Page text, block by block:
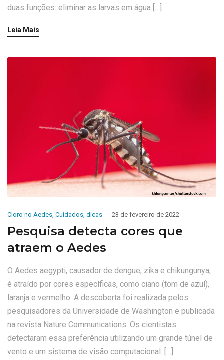
duas funções: eliminar as larvas em água […]
Leia Mais
Cloro no Aedes Cuidados dicas 23 de fevereiro de 2022
Pesquisa detecta cores que
atraem o Aedes
O Aedes aegypti, causador de dengue, zika e chikungunya,
é atraído por cores específicas, como ciano (tom de azul),
laranja e vermelho. A descoberta foi realizada pelos
pesquisadores da Universidade de Washington e publicada
na revista Nature Communications. Os cientistas
detectaram essa preferência utilizando um grande túnel de
vento e um sistema de visão computacional. […]